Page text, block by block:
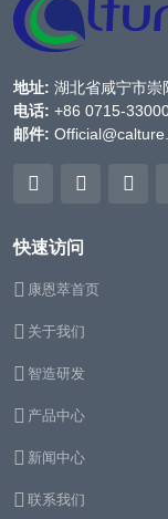
地址: 湖北省咸宁市崇
电话: +86 0715-
邮件:
快速访问
康恩萃首页
关于我们
智造研发
产品中心
新闻中心
联系我们